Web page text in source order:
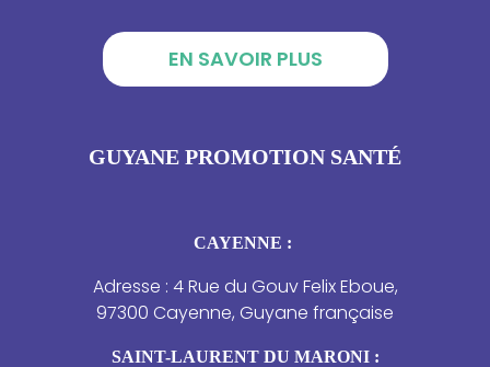
EN SAVOIR PLUS
GUYANE PROMOTION SANTÉ
CAYENNE :
Adresse : 4 Rue du Gouv Felix Eboue,
97300 Cayenne, Guyane française
SAINT-LAURENT DU MARONI :